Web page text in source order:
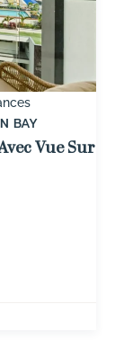
BAY
Vue Sur